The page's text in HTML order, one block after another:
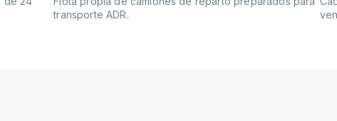
transporte ADR.